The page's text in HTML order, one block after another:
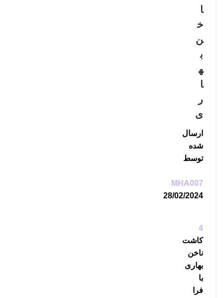
ا
خ
ن
ب
ه
ا
ر
ی
ارسال
شده
توسط
MHA007
28/02/2024
4
کاشت
ناخن
بهاری
با
فرا